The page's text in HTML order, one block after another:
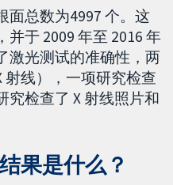
面总数为4997 个。这
于 2009 年至 2016 年
激光测试的准确性，两
线），一项研究检查
究检查了 X 射线照片和
果是什么？